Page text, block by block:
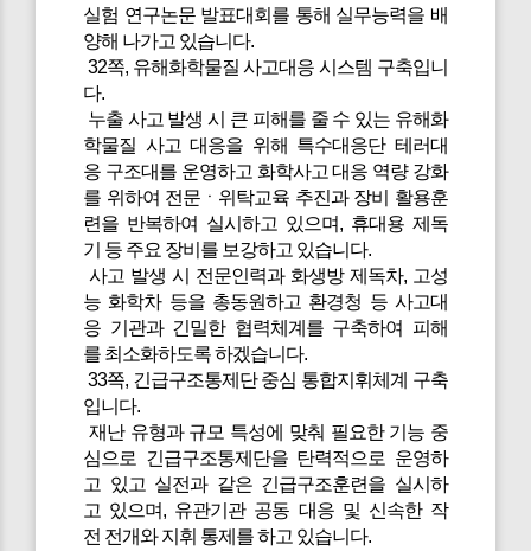
실험 연구논문 발표대회를 통해 실무능력을 배
양해 나가고 있습니다.
32쪽, 유해화학물질 사고대응 시스템 구축입니
다.
누출 사고 발생 시 큰 피해를 줄 수 있는 유해화
학물질 사고 대응을 위해 특수대응단 테러대
응 구조대를 운영하고 화학사고 대응 역량 강화
를 위하여 전문ㆍ위탁교육 추진과 장비 활용훈
련을 반복하여 실시하고 있으며, 휴대용 제독
기 등 주요 장비를 보강하고 있습니다.
사고 발생 시 전문인력과 화생방 제독차, 고성
능 화학차 등을 총동원하고 환경청 등 사고대
응 기관과 긴밀한 협력체계를 구축하여 피해
를 최소화하도록 하겠습니다.
33쪽, 긴급구조통제단 중심 통합지휘체계 구축
입니다.
재난 유형과 규모 특성에 맞춰 필요한 기능 중
심으로 긴급구조통제단을 탄력적으로 운영하
고 있고 실전과 같은 긴급구조훈련을 실시하
고 있으며, 유관기관 공동 대응 및 신속한 작
전 전개와 지휘 통제를 하고 있습니다.